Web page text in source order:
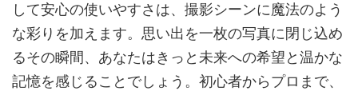
して安心の使いやすさは、撮影シーンに魔法のよう
な彩りを加えます。思い出を一枚の写真に閉じ込め
るその瞬間、あなたはきっと未来への希望と温かな
記憶を感じることでしょう。初心者からプロまで、